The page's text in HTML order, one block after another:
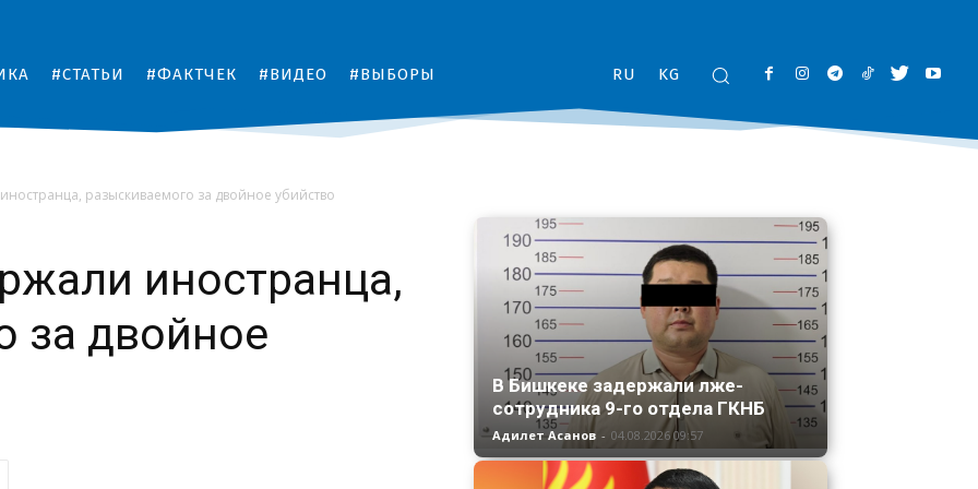
#СТАТЬИ #ФАКТЧЕК #ВИДЕО #ВЫБОРЫ RU KG
разыскиваемого за двойное убийство
иностранца,
за двойное
В Бишкеке задержали лже-
сотрудника 9-го отдела ГКНБ
Адилет Асанов - 04.08.2026 09:57